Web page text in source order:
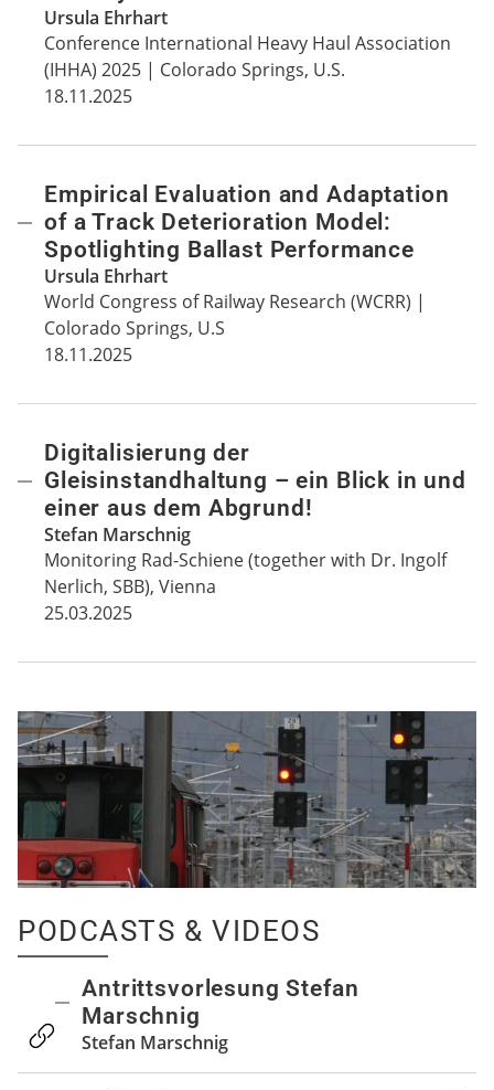
Ursula Ehrhart
Conference International Heavy Haul Association
(IHHA) 2025 | Colorado Springs, U.S.
18.11.2025
Empirical Evaluation and Adaptation
of a Track Deterioration Model:
Spotlighting Ballast Performance
Ursula Ehrhart
World Congress of Railway Research (WCRR) |
Colorado Springs, U.S
18.11.2025
Digitalisierung der
Gleisinstandhaltung – ein Blick in und
einer aus dem Abgrund!
Stefan Marschnig
Monitoring Rad-Schiene (together with Dr. Ingolf
Nerlich, SBB), Vienna
25.03.2025
PODCASTS & VIDEOS
Antrittsvorlesung Stefan
Marschnig
Stefan Marschnig